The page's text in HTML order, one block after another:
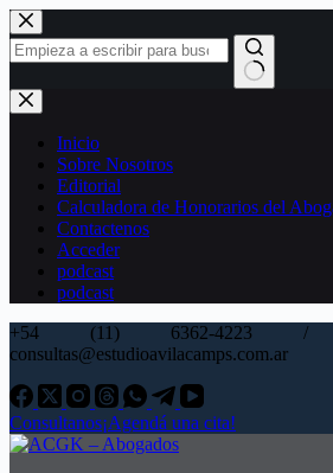
Saltar
al
contenido
Sin
resultados
Inicio
Sobre Nosotros
Editorial
Calculadora de Honorarios del
Contactenos
Acceder
podcast
podcast
+54 (11) 6362-4223 /
consultas@estudioavilacamps.com.ar
Consultanos¡Agendá una cita!